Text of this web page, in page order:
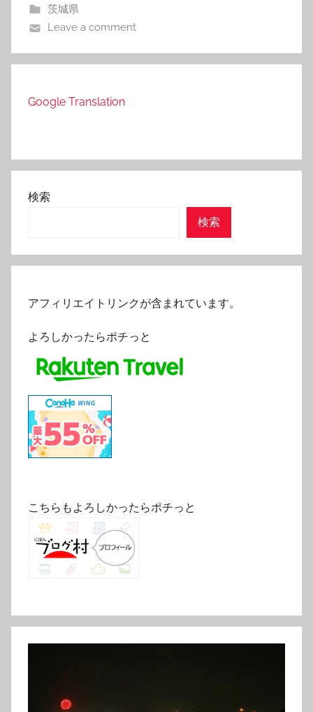
茨城県
Leave a comment
Google Translation
検索
検索
アフィリエイトリンクが含まれています。
よろしかったらポチっと
こちらもよろしかったらポチっと